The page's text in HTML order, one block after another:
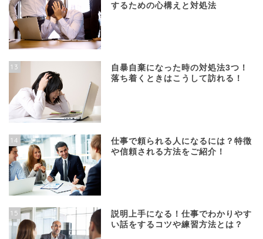
するための心構えと対処法
13
自暴自棄になった時の対処法3つ！
落ち着くときはこうして訪れる！
14
仕事で頼られる人になるには？特徴
や信頼される方法をご紹介！
15
説明上手になる！仕事でわかりやす
い話をするコツや練習方法とは？